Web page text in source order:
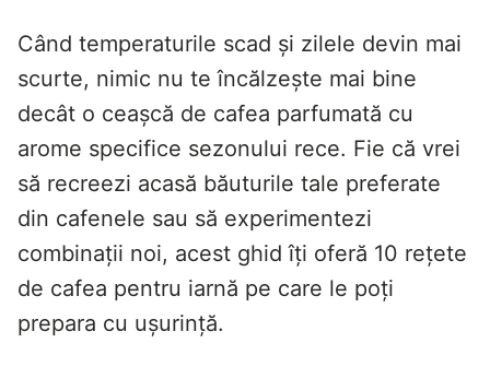
Când temperaturile scad și zilele devin mai
scurte, nimic nu te încălzește mai bine
decât o ceașcă de cafea parfumată cu
arome specifice sezonului rece. Fie că vrei
să recreezi acasă băuturile tale preferate
din cafenele sau să experimentezi
combinații noi, acest ghid îți oferă 10 rețete
de cafea pentru iarnă pe care le poți
prepara cu ușurință.